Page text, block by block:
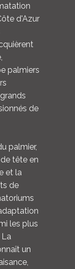
d'Azur
palmiers
de
palmier,
tête en
et la
de
les plus
un